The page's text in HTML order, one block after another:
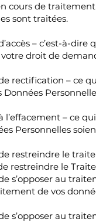
cours de
sont traitées.
– c’est-à-
droit de
rectification – ce
Données
l’effacement – ce
Personnelles
restreindre le
restreindre le
s’opposer au
de vos
s’opposer au